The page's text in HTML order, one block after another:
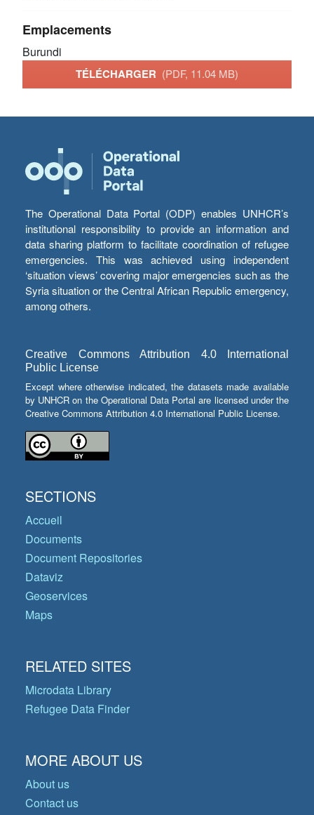
Emplacements
Burundi
TÉLÉCHARGER (PDF, 11.04 MB)
The Operational Data Portal (ODP) enables UNHCR’s
institutional responsibility to provide an information and
data sharing platform to facilitate coordination of refugee
emergencies. This was achieved using independent
‘situation views’ covering major emergencies such as the
Syria situation or the Central African Republic emergency,
among others.
Creative Commons Attribution 4.0 International
Public License
Except where otherwise indicated, the datasets made available
by UNHCR on the Operational Data Portal are licensed under the
Creative Commons Attribution 4.0 International Public License.
SECTIONS
Accueil
Documents
Document Repositories
Dataviz
Geoservices
Maps
RELATED SITES
Microdata Library
Refugee Data Finder
MORE ABOUT US
About us
Contact us